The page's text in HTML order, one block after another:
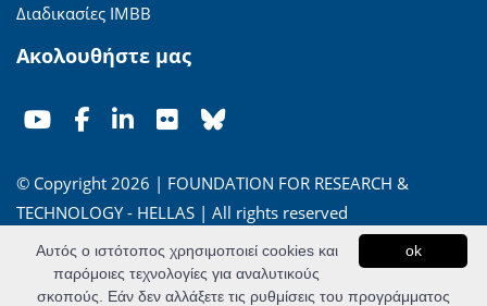
Διαδικασίες ΙΜΒΒ
Ακολουθήστε μας
© Copyright 2026 | FOUNDATION FOR RESEARCH &
TECHNOLOGY - HELLAS | All rights reserved
'Οροι Χρήσης|Πολιτική Απορρήτου ok
Αυτός ο ιστότοπος χρησιμοποιεί cookies και
παρόμοιες τεχνολογίες για αναλυτικούς
σκοπούς. Εάν δεν αλλάξετε τις ρυθμίσεις του προγράμματος